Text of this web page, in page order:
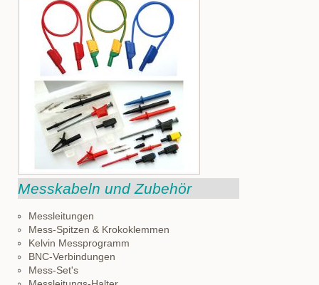
Messkabeln und Zubehör
Messleitungen
Mess-Spitzen & Krokoklemmen
Kelvin Messprogramm
BNC-Verbindungen
Mess-Set's